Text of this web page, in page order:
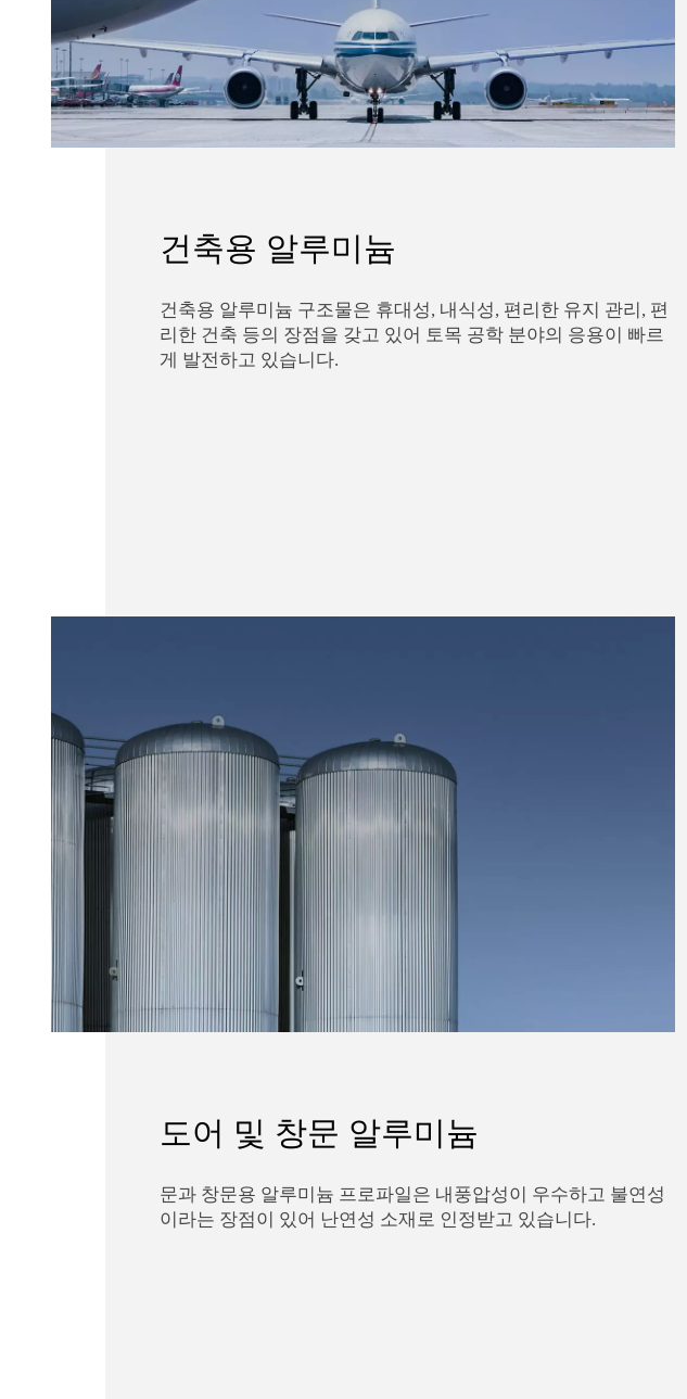
건축용 알루미늄
건축용 알루미늄 구조물은 휴대성, 내식성, 편리한 유지 관리, 편
리한 건축 등의 장점을 갖고 있어 토목 공학 분야의 응용이 빠르
게 발전하고 있습니다.
도어 및 창문 알루미늄
문과 창문용 알루미늄 프로파일은 내풍압성이 우수하고 불연성
이라는 장점이 있어 난연성 소재로 인정받고 있습니다.